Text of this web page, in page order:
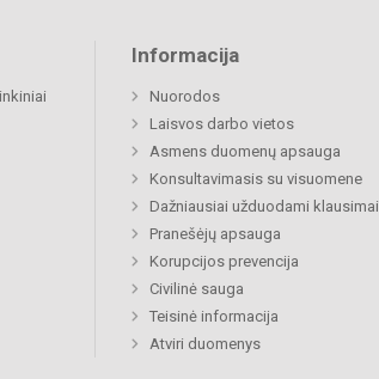
Informacija
Nuorodos
Laisvos darbo vietos
Asmens duomenų apsauga
Konsultavimasis su visuomene
Dažniausiai užduodami klausimai
Pranešėjų apsauga
Korupcijos prevencija
Civilinė sauga
Teisinė informacija
Atviri duomenys